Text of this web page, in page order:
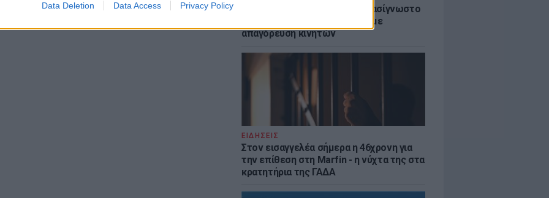
Data Deletion Data Access Privacy Policy
Μυστική γαμήλια γιορτή για πασίγνωστο
ζευγάρι σε πολυτελές κτήμα με
απαγόρευση κινητών
ΕΙΔΗΣΕΙΣ
Στον εισαγγελέα σήμερα η 46χρονη για
την επίθεση στη Marfin - η νύχτα της στα
κρατητήρια της ΓΑΔΑ